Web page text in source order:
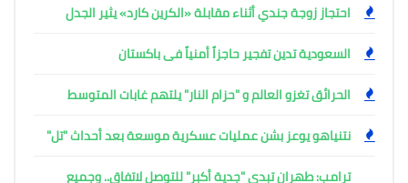
احتجاز زوجة جندي أثناء مقابلة «الكرين كارد» يثير الجدل
السعودية تدين تفجير حاجزاً أمنياً فى باكستان
الحرائق تغزو العالم و "حزام النار" يلتهم غابات المتوسط
نتنياهو يوعز بشن عمليات عسكرية موسعة بعد أحداث "تل"
ترامب: طهران تبدي "جدية أكبر" للتوصل لاتفاق.. وجميع